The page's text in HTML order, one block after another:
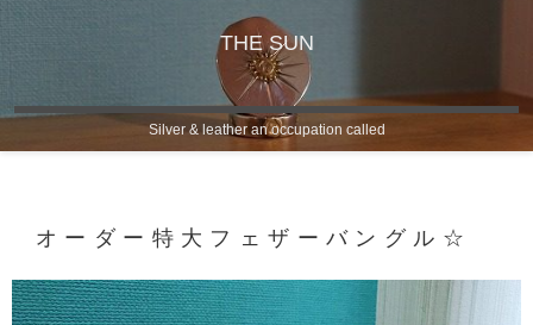
THE SUN
Silver & leather an occupation called
オーダー特大フェザーバングル☆